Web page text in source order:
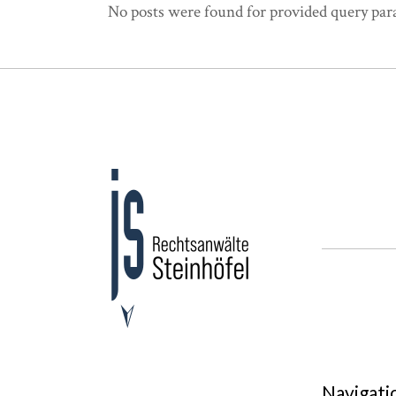
No posts were found for provided query